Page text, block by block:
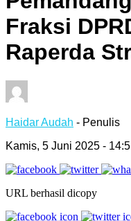
Fraksi
Raperda
Haidar Audah - Penulis
Kamis, 5 Juni 2025 -
URL berhasil dicopy